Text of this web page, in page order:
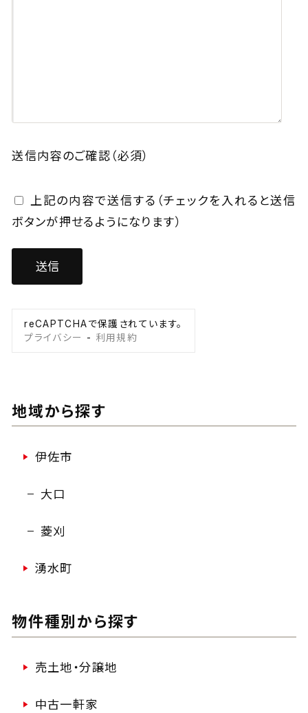
送信内容のご確認 （必須）
上記の内容で送信する（チェックを入れると送信
ボタンが押せるようになります）
reCAPTCHAで保護されています。
プライバシー
- 利用規約
地域から探す
伊佐市
大口
菱刈
湧水町
物件種別から探す
売土地・分譲地
中古一軒家